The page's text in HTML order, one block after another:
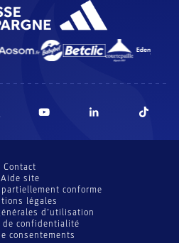
Contact
Aide site
conforme
légales
d’utilisation
de confidentialité
consentements